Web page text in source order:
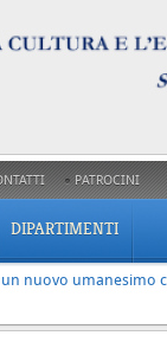
PATROCINI
DIPARTIMENTI
un nuovo umanesimo